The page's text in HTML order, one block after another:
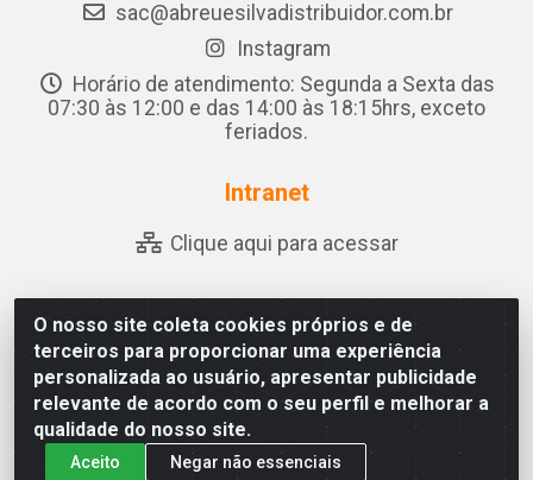
O nosso site coleta cookies próprios e de
terceiros para proporcionar uma experiência
personalizada ao usuário, apresentar publicidade
relevante de acordo com o seu perfil e melhorar a
qualidade do nosso site.
Aceito Negar não essenciais
sac@abreuesilvadistribuidor.com.br
Instagram
Horário de atendimento: Segunda a Sexta das
07:30 às 12:00 e das 14:00 às 18:15hrs, exceto
feriados.
Intranet
Clique aqui para acessar
Abreu & Silva - Rua Padre Jose de Souza Leite, 265 - Ariado,
Olho D'Água das Flores/AL - CEP 57.442-000 - CNPJ
04.790.656/0001-06